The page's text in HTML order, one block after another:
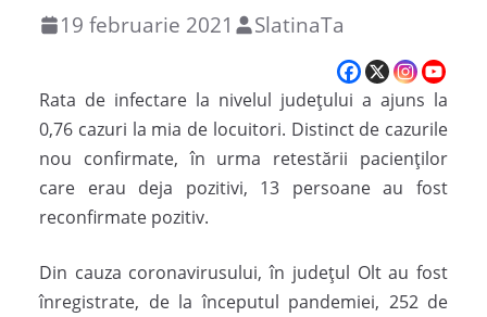
19 februarie 2021 SlatinaTa
Rata de infectare la nivelul judeţului a ajuns la
0,76 cazuri la mia de locuitori. Distinct de cazurile
nou confirmate, în urma retestării pacienților
care erau deja pozitivi, 13 persoane au fost
reconfirmate pozitiv.
Din cauza coronavirusului, în județul Olt au fost
înregistrate, de la începutul pandemiei, 252 de